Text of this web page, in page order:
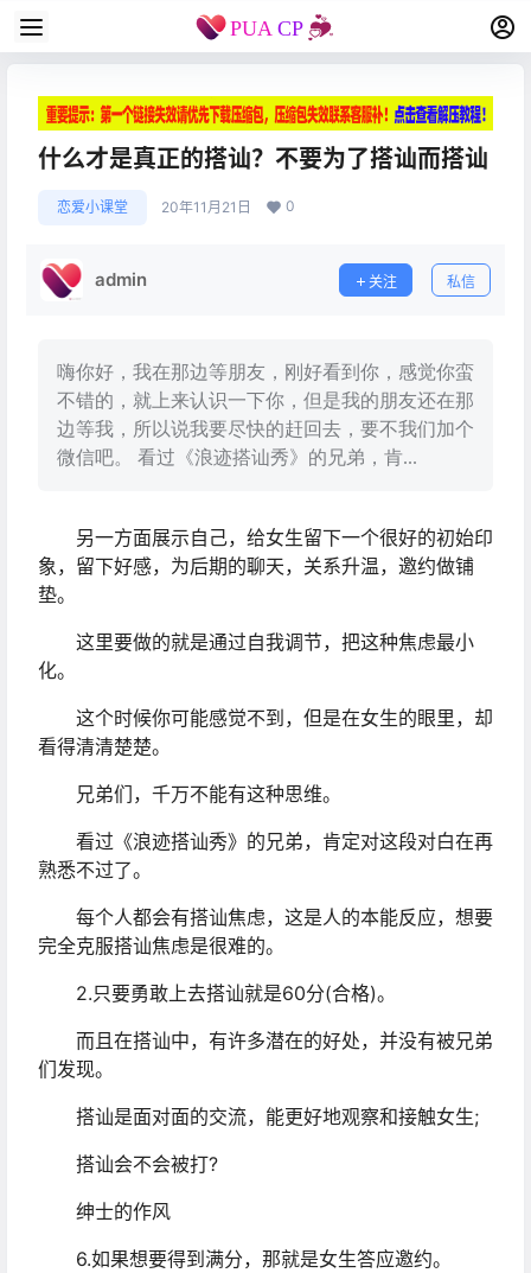
什么才是真正的搭讪？不要为了搭讪而搭讪
恋爱小课堂 20年11月21日 0
admin 关注 私信
嗨你好，我在那边等朋友，刚好看到你，感觉你蛮
不错的，就上来认识一下你，但是我的朋友还在那
边等我，所以说我要尽快的赶回去，要不我们加个
微信吧。 看过《浪迹搭讪秀》的兄弟，肯...
另一方面展示自己，给女生留下一个很好的初始印
象，留下好感，为后期的聊天，关系升温，邀约做铺
垫。
这里要做的就是通过自我调节，把这种焦虑最小
化。
这个时候你可能感觉不到，但是在女生的眼里，却
看得清清楚楚。
兄弟们，千万不能有这种思维。
看过《浪迹搭讪秀》的兄弟，肯定对这段对白在再
熟悉不过了。
每个人都会有搭讪焦虑，这是人的本能反应，想要
完全克服搭讪焦虑是很难的。
2.只要勇敢上去搭讪就是60分(合格)。
而且在搭讪中，有许多潜在的好处，并没有被兄弟
们发现。
搭讪是面对面的交流，能更好地观察和接触女生;
搭讪会不会被打?
绅士的作风
6.如果想要得到满分，那就是女生答应邀约。